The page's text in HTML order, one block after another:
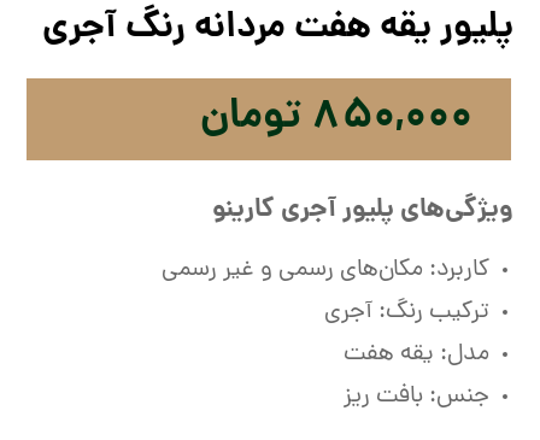
پلیور یقه هفت مردانه رنگ آجری
۸۵۰,۰۰۰ تومان
ویژگی‌های پلیور آجری کارینو
کاربرد: مکان‌های رسمی و غیر رسمی
ترکیب رنگ: آجری
مدل: یقه هفت
جنس: بافت ریز